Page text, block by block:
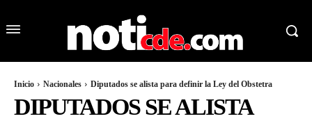
Inicio Nacionales Diputados se alista para definir la Ley del Obstetra
DIPUTADOS SE ALISTA